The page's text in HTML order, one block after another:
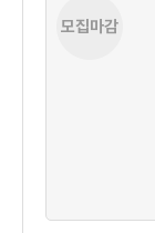
모집마감